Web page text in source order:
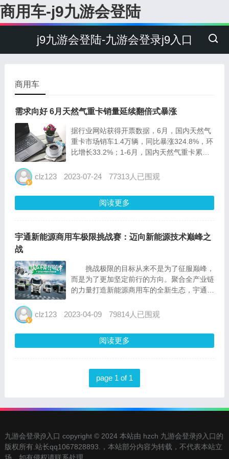
商用车-j9九游会登陆
j9九游会登陆-九游会登录j9入口
商用车
需求向好 6月天然气重卡销量延续翻倍式暴涨
据行业网站获得开票数据，6月，国内天然气
重卡市场销车1.4万辆，同比暴涨324.8%，环
比增长33.2%；1-6月，国内天然气重卡累销
大涨273.6%。 进入2023年，天然气重卡行业
clz123 2023-07-24 77313人已围观
阅读更多
宇通新能源商用车极限挑战赛：迈向新能源技术巅峰之
战
挑战极限的目标从来不是为了征服巅峰，
而是为了更加坚定前行的方向。聚合全产业链
的力量打造新能源商用车的全新生态，宇通在
了至关重要的一步。 在卡塔尔，以宇通
靠的...
clz123 2023-04-09 79814人已围观
阅读更多
page 1 of 1
九游会登录j9入口 copyright © 2024 本站由 hzch 九游会登录j9入口的
版权所有.站长qq1067828893.，本站部分内容为转载，不代表本站立